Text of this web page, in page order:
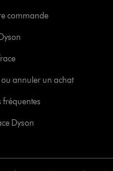
commande
ou annuler un achat
fréquentes
Dyson